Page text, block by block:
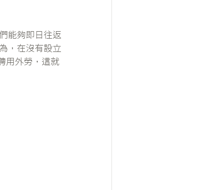
能夠即日往返
，在沒有設立
用外勞，這就